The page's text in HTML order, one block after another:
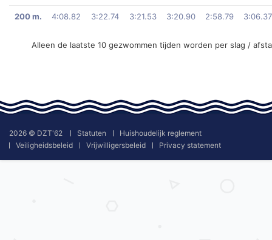
200 m. 4:08.82 3:22.74 3:21.53 3:20.90 2:58.79 3:06.37
Alleen de laatste 10 gezwommen tijden worden per slag /
2026 © DZT'62 Statuten
Huishoudelijk reglement
Veiligheidsbeleid
Vrijwilligersbeleid Privacy statement